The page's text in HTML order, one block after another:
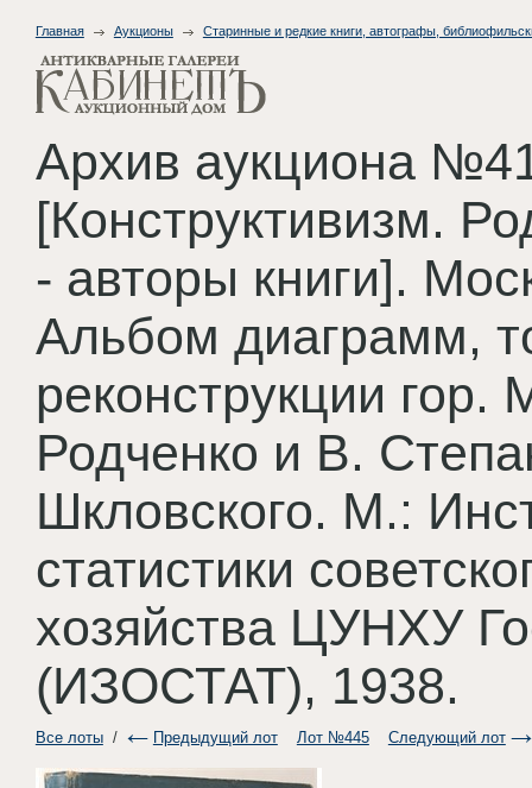
Главная Аукционы Старинные и редкие книги, автографы,
Архив аукциона
[Конструктивизм.
- авторы книги].
Альбом диаграмм,
реконструкции
Родченко и В.
Шкловского. М.:
статистики
хозяйства ЦУНХУ
(ИЗОСТАТ), 1938.
Все лоты/ Предыдущий лот Лот №445 Следующий лот